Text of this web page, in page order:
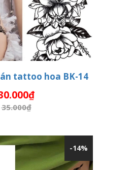
VÀO GIỎ HÀNG
tattoo hoa BK-14
35.000₫
-14%